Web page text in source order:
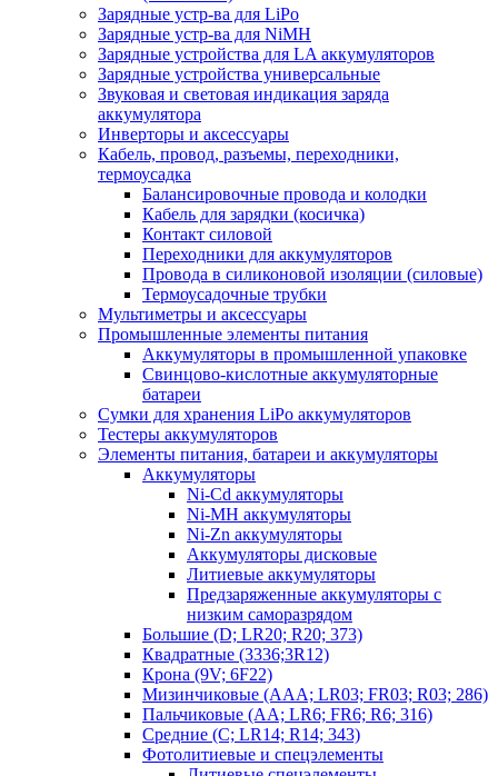
Зарядные устр-ва для LiPo
Зарядные устр-ва для NiMH
Зарядные устройства для LA аккумуляторов
Зарядные устройства универсальные
Звуковая и световая индикация заряда
аккумулятора
Инверторы и аксессуары
Кабель, провод, разъемы, переходники,
термоусадка
Балансировочные провода и колодки
Кабель для зарядки (косичка)
Контакт силовой
Переходники для аккумуляторов
Провода в силиконовой изоляции (силовые)
Термоусадочные трубки
Мультиметры и аксессуары
Промышленные элементы питания
Аккумуляторы в промышленной упаковке
Свинцово-кислотные аккумуляторные
батареи
Сумки для хранения LiPo аккумуляторов
Тестеры аккумуляторов
Элементы питания, батареи и аккумуляторы
Аккумуляторы
Ni-Cd аккумуляторы
Ni-MH аккумуляторы
Ni-Zn аккумуляторы
Аккумуляторы дисковые
Литиевые аккумуляторы
Предзаряженные аккумуляторы с
низким саморазрядом
Большие (D; LR20; R20; 373)
Квадратные (3336;3R12)
Крона (9V; 6F22)
Мизинчиковые (AAA; LR03; FR03; R03; 286)
Пальчиковые (AA; LR6; FR6; R6; 316)
Средние (C; LR14; R14; 343)
Фотолитиевые и спецэлементы